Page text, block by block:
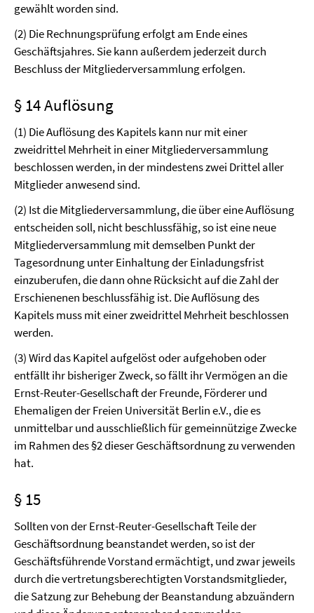
gewählt worden sind.
(2) Die Rechnungsprüfung erfolgt am Ende eines
Geschäftsjahres. Sie kann außerdem jederzeit durch
Beschluss der Mitgliederversammlung erfolgen.
§ 14 Auflösung
(1) Die Auflösung des Kapitels kann nur mit einer
zweidrittel Mehrheit in einer Mitgliederversammlung
beschlossen werden, in der mindestens zwei Drittel aller
Mitglieder anwesend sind.
(2) Ist die Mitgliederversammlung, die über eine Auflösung
entscheiden soll, nicht beschlussfähig, so ist eine neue
Mitgliederversammlung mit demselben Punkt der
Tagesordnung unter Einhaltung der Einladungsfrist
einzuberufen, die dann ohne Rücksicht auf die Zahl der
Erschienenen beschlussfähig ist. Die Auflösung des
Kapitels muss mit einer zweidrittel Mehrheit beschlossen
werden.
(3) Wird das Kapitel aufgelöst oder aufgehoben oder
entfällt ihr bisheriger Zweck, so fällt ihr Vermögen an die
Ernst-Reuter-Gesellschaft der Freunde, Förderer und
Ehemaligen der Freien Universität Berlin e.V., die es
unmittelbar und ausschließlich für gemeinnützige Zwecke
im Rahmen des §2 dieser Geschäftsordnung zu verwenden
hat.
§ 15
Sollten von der Ernst-Reuter-Gesellschaft Teile der
Geschäftsordnung beanstandet werden, so ist der
Geschäftsführende Vorstand ermächtigt, und zwar jeweils
durch die vertretungsberechtigten Vorstandsmitglieder,
die Satzung zur Behebung der Beanstandung abzuändern